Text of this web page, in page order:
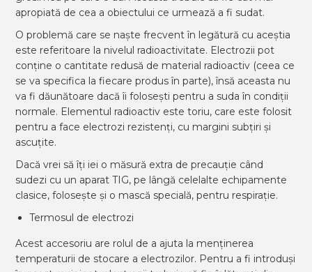
apropiată de cea a obiectului ce urmează a fi sudat.
O problemă care se naște frecvent în legătură cu aceștia
este referitoare la nivelul radioactivitate. Electrozii pot
conține o cantitate redusă de material radioactiv (ceea ce
se va specifica la fiecare produs în parte), însă aceasta nu
va fi dăunătoare dacă îi folosești pentru a suda în condiții
normale. Elementul radioactiv este toriu, care este folosit
pentru a face electrozi rezistenți, cu margini subțiri și
ascuțite.
Dacă vrei să îți iei o măsură extra de precauție când
sudezi cu un aparat TIG, pe lângă celelalte echipamente
clasice, folosește și o mască specială, pentru respirație.
Termosul de electrozi
Acest accesoriu are rolul de a ajuta la menținerea
temperaturii de stocare a electrozilor. Pentru a fi introduși